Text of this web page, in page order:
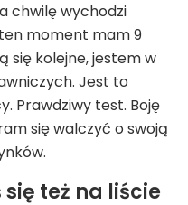
chwilę wychodzi
moment mam 9
się kolejne, jestem w
Jest to
Prawdziwy test. Boję
się walczyć o swoją
też na liście